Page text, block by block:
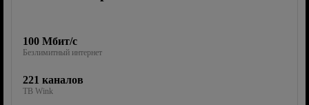
100 Мбит/с
Безлимитный интернет
221 каналов
ТВ Wink